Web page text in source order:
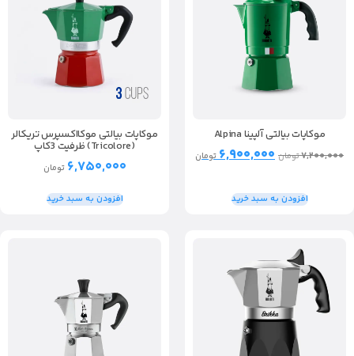
موکاپات بیالتی آلپینا Alpina
۷,۲۰۰,۰۰۰تومان ۶,۹۰۰,۰۰۰تومان
افزودن به سبد خرید
موکاپات بیالتی موکااکسپرس تریکالر
(Tricolore) ظرفیت 3کاپ
۶,۷۵۰,۰۰۰ تومان
افزودن به سبد خرید